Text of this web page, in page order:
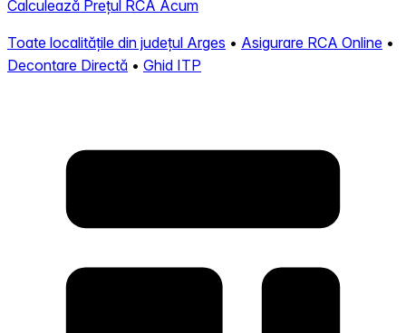
Calculează Prețul RCA Acum
Toate localitățile din județul Arges • Asigurare RCA Online •
Decontare Directă • Ghid ITP